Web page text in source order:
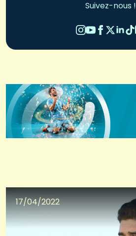
Suivez-nous !
17/04/2022